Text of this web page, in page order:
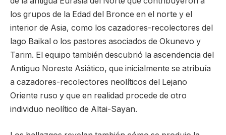
los grupos de la Edad del Bronce en el norte y el
interior de Asia, como los cazadores-recolectores del
lago Baikal o los pastores asociados de Okunevo y
Tarim. El equipo también descubrió la ascendencia del
Antiguo Noreste Asiático, que inicialmente se atribuía
a cazadores-recolectores neolíticos del Lejano
Oriente ruso y que en realidad procede de otro
individuo neolítico de Altai-Sayan.